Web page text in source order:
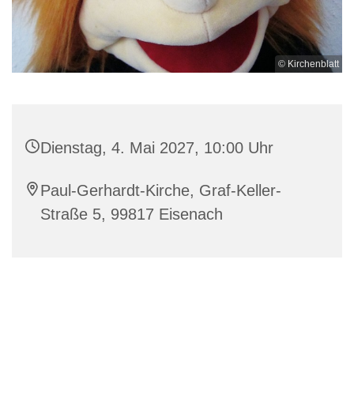
© Kirchenblatt
Dienstag, 4. Mai 2027, 10:00 Uhr
Paul-Gerhardt-Kirche, Graf-Keller-
Straße 5, 99817 Eisenach